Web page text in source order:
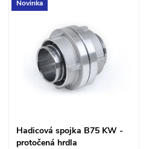
tnejexponovanější část
povrchovou úpravou...
Novinka
Hadicová spojka B75 KW -
protočená hrdla